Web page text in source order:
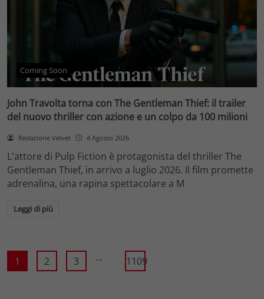
Coming Soon
John Travolta torna con The Gentleman Thief: il trailer
del nuovo thriller con azione e un colpo da 100 milioni
Redazione Velvet 4 Agosto 2026
L'attore di Pulp Fiction è protagonista del thriller The
Gentleman Thief, in arrivo a luglio 2026. Il film promette
adrenalina, una rapina spettacolare a M
Leggi di più
1 2 3 ... 1109